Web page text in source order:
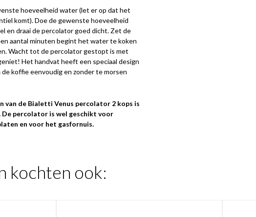
hoeveelheid water (let er op dat het
komt). Doe de gewenste hoeveelheid
en draai de percolator goed dicht. Zet de
aantal minuten begint het water te koken
Wacht tot de percolator gestopt is met
Het handvat heeft een speciaal design
koffie eenvoudig en zonder te morsen
van de Bialetti Venus percolator 2 kops is
percolator is wel geschikt voor
en voor het gasfornuis.
kochten ook: